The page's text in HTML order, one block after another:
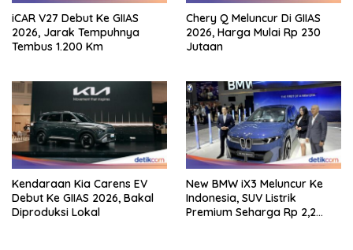
iCAR V27 Debut Ke GIIAS
2026, Jarak Tempuhnya
Tembus 1.200 Km
Chery Q Meluncur Di GIIAS
2026, Harga Mulai Rp 230
Jutaan
Kendaraan Kia Carens EV
Debut Ke GIIAS 2026, Bakal
Diproduksi Lokal
New BMW iX3 Meluncur Ke
Indonesia, SUV Listrik
Premium Seharga Rp 2,2